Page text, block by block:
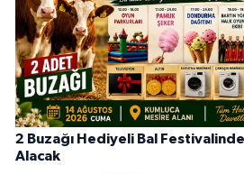
2 Buzağı Hediyeli Bal
Alacak